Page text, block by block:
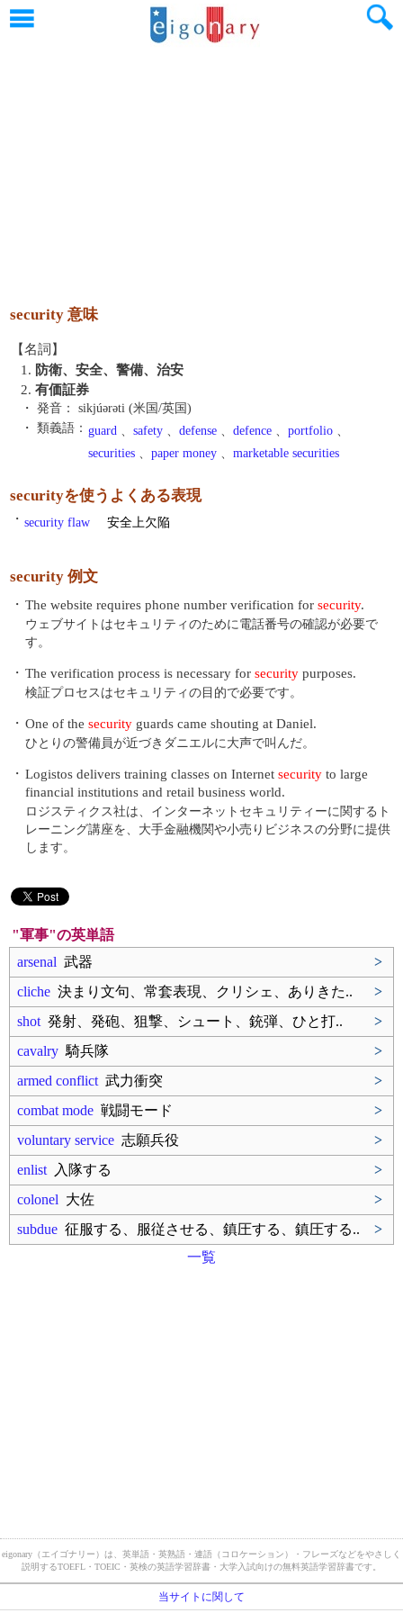
security 意味
【名詞】
1. 防衛、安全、警備、治安
2. 有価証券
・ 発音：
sikjúərəti (米国/英国)
・ 類義語： guard 、 safety 、 defense 、 defence 、 portfolio 、
securities 、 paper money 、 marketable securities
securityを使うよくある表現
・ security flaw 安全上欠陥
security 例文
・ The website requires phone number verification for security.
ウェブサイトはセキュリティのために電話番号の確認が必要で
す。
・ The verification process is necessary for security purposes.
検証プロセスはセキュリティの目的で必要です。
・ One of the security guards came shouting at Daniel.
ひとりの警備員が近づきダニエルに大声で叫んだ。
・ Logistos delivers training classes on Internet security to large
financial institutions and retail business world.
ロジスティクス社は、インターネットセキュリティーに関するト
レーニング講座を、大手金融機関や小売りビジネスの分野に提供
します。
"軍事"の英単語
arsenal 武器
>
cliche 決まり文句、常套表現、クリシェ、ありきた..
>
shot 発射、発砲、狙撃、シュート、銃弾、ひと打..
>
cavalry 騎兵隊
>
armed conflict 武力衝突
>
combat mode 戦闘モード
>
voluntary service 志願兵役
>
enlist 入隊する
>
colonel 大佐
>
subdue 征服する、服従させる、鎮圧する、鎮圧する..
>
一覧
eigonary（エイゴナリー）は、英単語・英熟語・連語（コロケーション）・フレーズなどをやさしく
説明するTOEFL・TOEIC・英検の英語学習辞書・大学入試向けの無料英語学習辞書です。
当サイトに関して